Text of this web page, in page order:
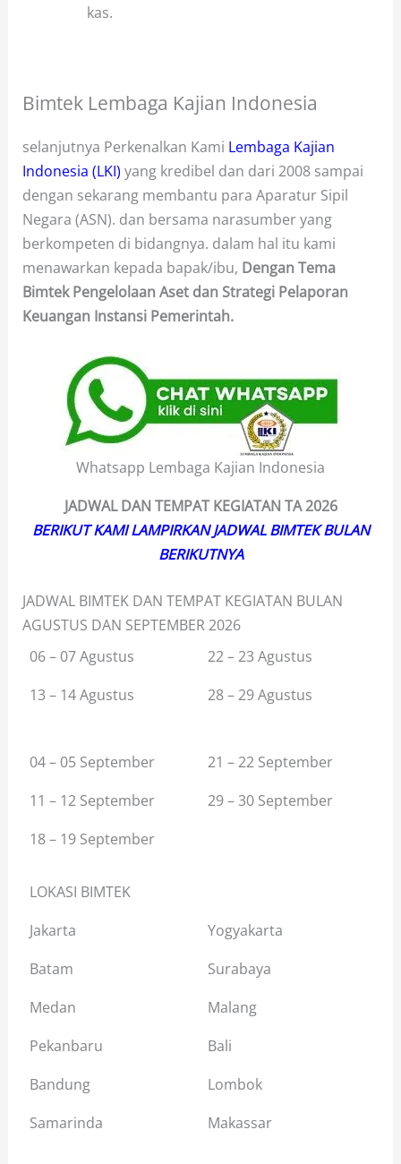
kas.
Bimtek Lembaga Kajian Indonesia
selanjutnya Perkenalkan Kami Lembaga Kajian
Indonesia (LKI) yang kredibel dan dari 2008 sampai
dengan sekarang membantu para Aparatur Sipil
Negara (ASN). dan bersama narasumber yang
berkompeten di bidangnya. dalam hal itu kami
menawarkan kepada bapak/ibu, Dengan Tema
Bimtek Pengelolaan Aset dan Strategi Pelaporan
Keuangan Instansi Pemerintah.
Whatsapp Lembaga Kajian Indonesia
JADWAL DAN TEMPAT KEGIATAN TA 2026
BERIKUT KAMI LAMPIRKAN JADWAL BIMTEK BULAN
BERIKUTNYA
JADWAL BIMTEK DAN TEMPAT KEGIATAN BULAN
AGUSTUS DAN SEPTEMBER 2026
06 – 07 Agustus
22 – 23 Agustus
13 – 14 Agustus
28 – 29 Agustus
04 – 05 September
21 – 22 September
11 – 12 September
29 – 30 September
18 – 19 September
LOKASI BIMTEK
Jakarta
Yogyakarta
Batam
Surabaya
Medan
Malang
Pekanbaru
Bali
Bandung
Lombok
Samarinda
Makassar